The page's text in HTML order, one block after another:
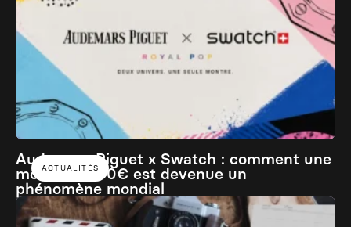
ACTUALITÉS
Audemars Piguet x Swatch : comment une
montre à 400€ est devenue un
phénomène mondial